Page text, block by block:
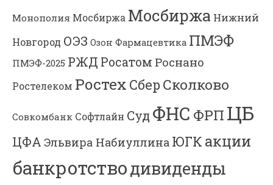
Монополия Мосбиржа Мосбиржа Нижний
Новгород ОЭЗ Озон Фармацевтика ПМЭФ
ПМЭФ-2025 РЖД Росатом Роснано
Ростелеком Ростех Сбер Сколково
Совкомбанк Софтлайн Суд ФНС ФРП ЦБ
ЦФА Эльвира Набиуллина ЮГК акции
банкротстводивиденды